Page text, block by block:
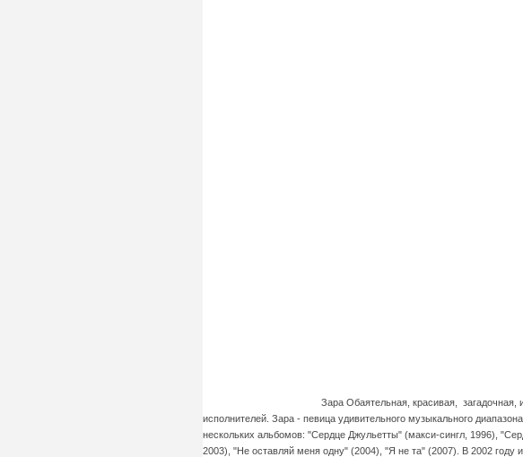
Зара Обаятельная, красивая,
исполнителей. Зара - певица удивительного музыкального
нескольких альбомов: "Сердце Джульетты" (макси-сингл, 1996),
2003), "Не оставляй меня одну" (2004), "Я не та" (2007). В 2002